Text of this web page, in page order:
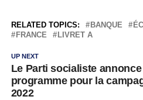
RELATED TOPICS: BANQUE
FRANCE
LIVRET A
UP NEXT
Le Parti socialiste
programme pour la
2022